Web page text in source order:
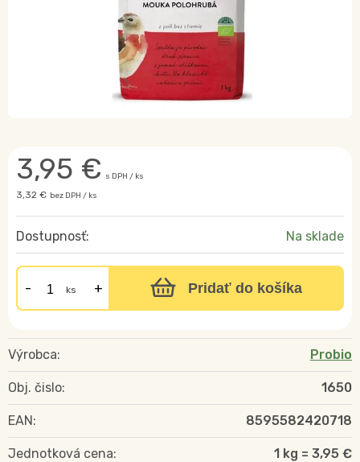
3,95 € s DPH / ks
3,32 € bez DPH / ks
Dostupnosť: Na sklade
ks Pridať do košíka
Výrobca: Probio
Obj. čislo: 1650
EAN: 8595582420718
Jednotková cena: 1 kg = 3,95 €